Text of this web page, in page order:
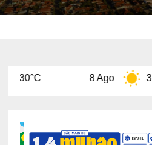
município
8 Ago 32°C